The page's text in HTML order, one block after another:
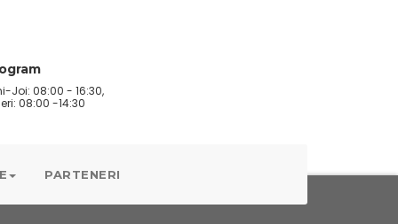
Joi: 08:00 - 16:30,
08:00 -14:30
PARTENERI